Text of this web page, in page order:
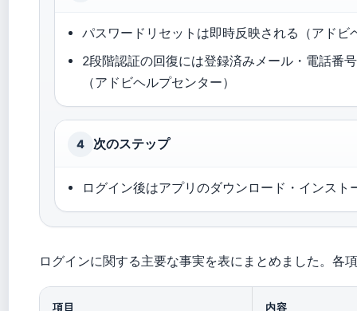
パスワードリセットは即時反映される（アドビ
2段階認証の回復には登録済みメール・電話番
（アドビヘルプセンター）
4 次のステップ
ログイン後はアプリのダウンロード・インス
ログインに関する主要な事実を表にまとめました。各
項目 内容